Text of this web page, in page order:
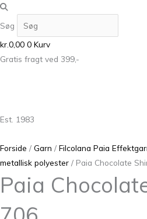
Søg
kr.0,00 0 Kurv
Gratis fragt ved 399,-
Est. 1983
Forside / Garn / Filcolana Paia
metallisk polyester / Paia Chocolate
Paia